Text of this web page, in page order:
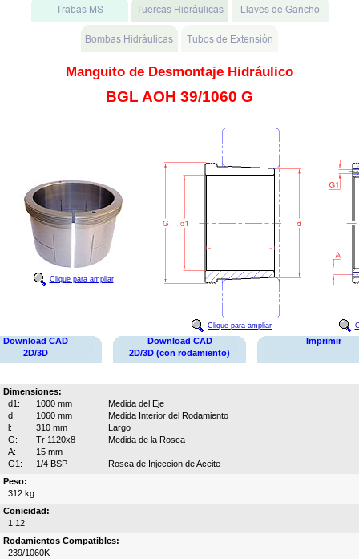
Manguito de Desmontaje Hidráulico
BGL AOH 39/1060 G
Clique para ampliar
Clique para ampliar
Download CAD
2D/3D
Download CAD
2D/3D (con rodamiento)
Imprimir
Dimensiones:
d1:
1000 mm
Medida del Eje
d:
1060 mm
Medida Interior del Rodamiento
l:
310 mm
Largo
G:
Tr 1120x8
Medida de la Rosca
A:
15 mm
G1:
1/4 BSP
Rosca de Injeccion de Aceite
Peso:
312 kg
Conicidad:
1:12
Rodamientos Compatibles:
239/1060K